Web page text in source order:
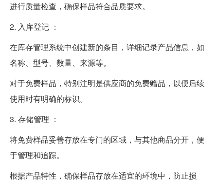
进行质量检查，确保样品符合品质要求。
2. 入库登记 ：
在库存管理系统中创建新的条目，详细记录产品信息，如
名称、型号、数量、来源等。
对于免费样品，特别注明是供应商的免费赠品，以便后续
使用时有明确的标识。
3. 存储管理 ：
将免费样品妥善存放在专门的区域，与其他商品分开，便
于管理和追踪。
根据产品特性，确保样品存放在适宜的环境中，防止损